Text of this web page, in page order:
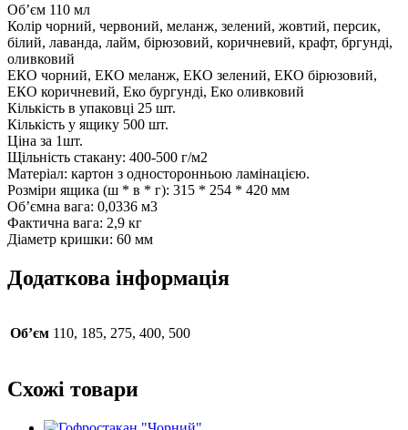
Об’єм 110 мл
Колір чорний, червоний, меланж, зелений, жовтий, персик,
білий, лаванда, лайм, бірюзовий, коричневий, крафт, бргунді,
оливковий
ЕКО чорний, ЕКО меланж, ЕКО зелений, ЕКО бірюзовий,
ЕКО коричневий, Еко бургунді, Еко оливковий
Кількість в упаковці 25 шт.
Кількість у ящику 500 шт.
Ціна за 1шт.
Щільність стакану: 400-500 г/м2
Матеріал: картон з односторонньою ламінацією.
Розміри ящика (ш * в * г): 315 * 254 * 420 мм
Об’ємна вага: 0,0336 м3
Фактична вага: 2,9 кг
Діаметр кришки: 60 мм
Додаткова інформація
Об’єм 110, 185, 275, 400, 500
Схожі товари